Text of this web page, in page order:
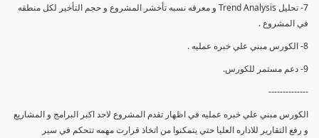
7- تحليل Trend Analysis و معرفه نسبه تأخشر المشروع و حجم التأخير لكل منطقه
في المشروع .
8- الكورس مبني علي خبره عمليه .
9- دعم مستمر للكورس.
--------------
الكورس مبني علي خبره عمليه في اظهار تقدم المشروع لاحد اكبر البرامج و المشاريع
و رفع التقارير للاداره العليا حتي يتمكنوا من اتخاذ قرارت مهمه تتحكم في سير